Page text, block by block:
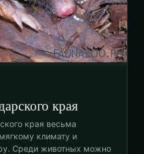
края
края весьма
климату и
Среди животных можно